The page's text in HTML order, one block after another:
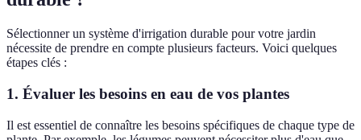
Sélectionner un système d'irrigation durable pour votre jardin
nécessite de prendre en compte plusieurs facteurs. Voici quelques
étapes clés :
1. Évaluer les besoins en eau de vos plantes
Il est essentiel de connaître les besoins spécifiques de chaque type de